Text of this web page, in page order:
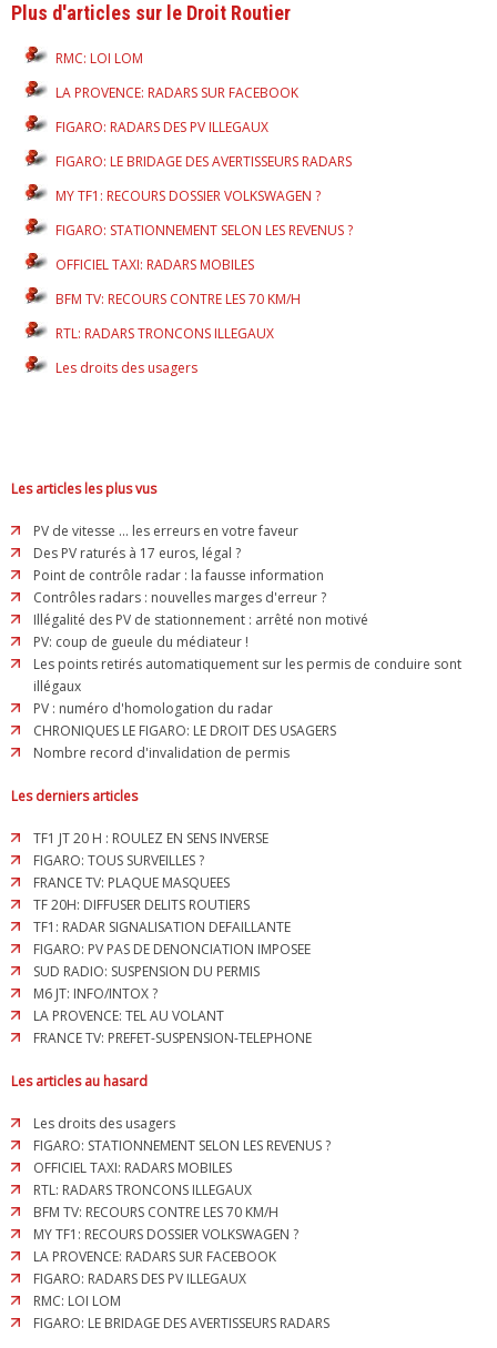
Plus d'articles sur le Droit Routier
RMC: LOI LOM
LA PROVENCE: RADARS SUR FACEBOOK
FIGARO: RADARS DES PV ILLEGAUX
FIGARO: LE BRIDAGE DES AVERTISSEURS RADARS
MY TF1: RECOURS DOSSIER VOLKSWAGEN ?
FIGARO: STATIONNEMENT SELON LES REVENUS ?
OFFICIEL TAXI: RADARS MOBILES
BFM TV: RECOURS CONTRE LES 70 KM/H
RTL: RADARS TRONCONS ILLEGAUX
Les droits des usagers
Les articles les plus vus
PV de vitesse ... les erreurs en votre faveur
Des PV raturés à 17 euros, légal ?
Point de contrôle radar : la fausse information
Contrôles radars : nouvelles marges d'erreur ?
Illégalité des PV de stationnement : arrêté non motivé
PV: coup de gueule du médiateur !
Les points retirés automatiquement sur les permis de conduire sont
illégaux
PV : numéro d'homologation du radar
CHRONIQUES LE FIGARO: LE DROIT DES USAGERS
Nombre record d'invalidation de permis
Les derniers articles
TF1 JT 20 H : ROULEZ EN SENS INVERSE
FIGARO: TOUS SURVEILLES ?
FRANCE TV: PLAQUE MASQUEES
TF 20H: DIFFUSER DELITS ROUTIERS
TF1: RADAR SIGNALISATION DEFAILLANTE
FIGARO: PV PAS DE DENONCIATION IMPOSEE
SUD RADIO: SUSPENSION DU PERMIS
M6 JT: INFO/INTOX ?
LA PROVENCE: TEL AU VOLANT
FRANCE TV: PREFET-SUSPENSION-TELEPHONE
Les articles au hasard
Les droits des usagers
FIGARO: STATIONNEMENT SELON LES REVENUS ?
OFFICIEL TAXI: RADARS MOBILES
RTL: RADARS TRONCONS ILLEGAUX
BFM TV: RECOURS CONTRE LES 70 KM/H
MY TF1: RECOURS DOSSIER VOLKSWAGEN ?
LA PROVENCE: RADARS SUR FACEBOOK
FIGARO: RADARS DES PV ILLEGAUX
RMC: LOI LOM
FIGARO: LE BRIDAGE DES AVERTISSEURS RADARS